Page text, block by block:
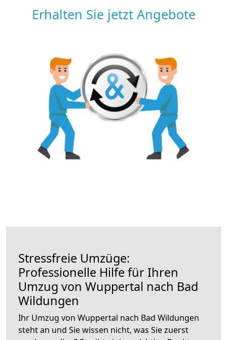
Erhalten Sie jetzt Angebote
Stressfreie Umzüge:
Professionelle Hilfe für Ihren
Umzug von Wuppertal nach Bad
Wildungen
Ihr Umzug von Wuppertal nach Bad Wildungen
steht an und Sie wissen nicht, was Sie zuerst